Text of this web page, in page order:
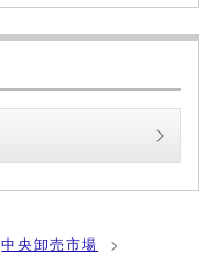
中央卸売市場